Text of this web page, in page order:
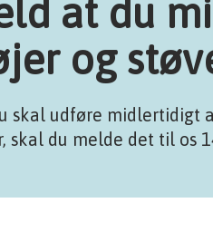
at du
og
skal udføre midlertidigt
skal du melde det til os